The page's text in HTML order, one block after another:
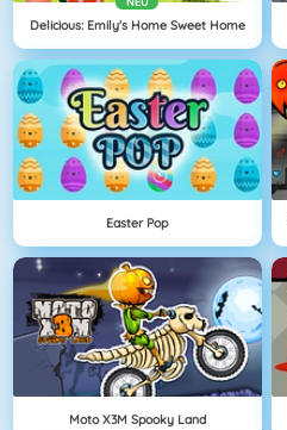
Delicious: Emily's Home Sweet Home
Easter Pop
Moto X3M Spooky Land